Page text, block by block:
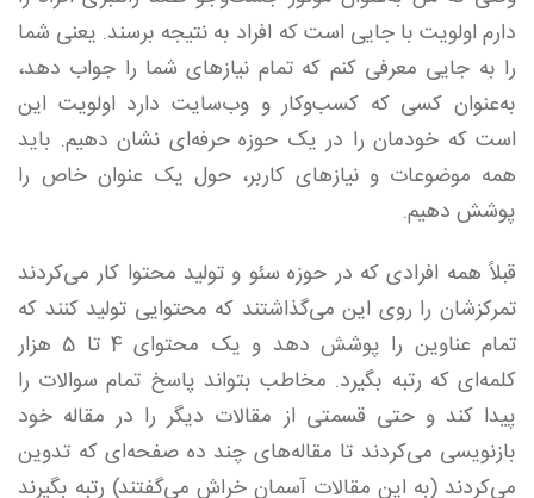
دارم اولویت با جایی است که افراد به نتیجه برسند. یعنی شما
را به جایی معرفی کنم که تمام نیازهای شما را جواب دهد،
به‌عنوان کسی که کسب‌وکار و وب‌سایت دارد اولویت این
است که خودمان را در یک حوزه حرفه‌ای نشان دهیم. باید
همه موضوعات و نیازهای کاربر، حول یک عنوان خاص را
پوشش دهیم.
قبلاً همه افرادی که در حوزه سئو و تولید محتوا کار می‌کردند
تمرکزشان را روی این می‌گذاشتند که محتوایی تولید کنند که
تمام عناوین را پوشش دهد و یک محتوای 4 تا 5 هزار
کلمه‌ای که رتبه بگیرد. مخاطب بتواند پاسخ تمام سوالات را
پیدا کند و حتی قسمتی از مقالات دیگر را در مقاله خود
بازنویسی می‌کردند تا مقاله‌های چند ده صفحه‌ای که تدوین
می‌کردند (به این مقالات آسمان خراش می‌گفتند) رتبه بگیرند